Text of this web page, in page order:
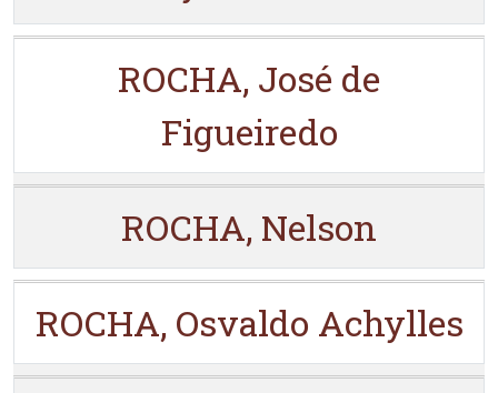
ROCHA, José de
Figueiredo
ROCHA, Nelson
ROCHA, Osvaldo Achylles